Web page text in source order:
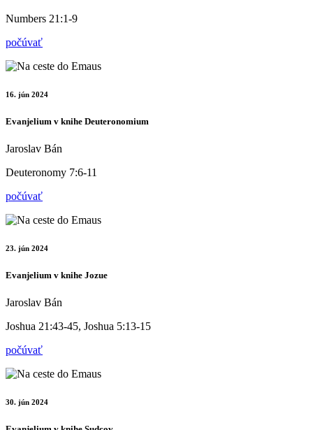
Numbers 21:1-9
počúvať
16. jún 2024
Evanjelium v knihe Deuteronomium
Jaroslav Bán
Deuteronomy 7:6-11
počúvať
23. jún 2024
Evanjelium v knihe Jozue
Jaroslav Bán
Joshua 21:43-45, Joshua 5:13-15
počúvať
30. jún 2024